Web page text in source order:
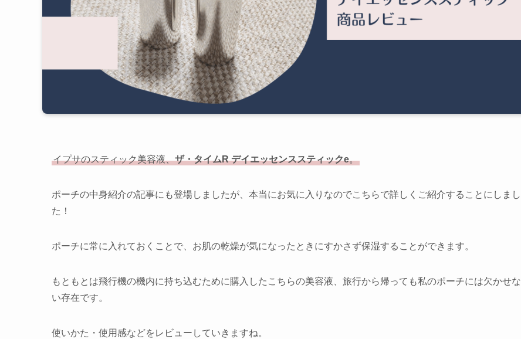
イプサのスティック美容液、ザ・タイムR デイエッセンススティックe。
ポーチの中身紹介の記事にも登場しましたが、本当にお気に入りなのでこちらで詳しくご紹介することにしまし
た！
ポーチに常に入れておくことで、お肌の乾燥が気になったときにすかさず保湿することができます。
もともとは飛行機の機内に持ち込むために購入したこちらの美容液、旅行から帰っても私のポーチには欠かせな
い存在です。
使いかた・使用感などをレビューしていきますね。